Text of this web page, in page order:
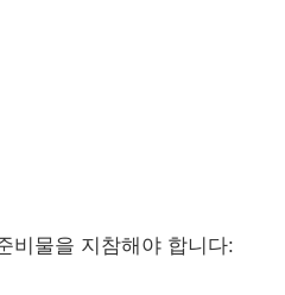
비물을 지참해야 합니다: